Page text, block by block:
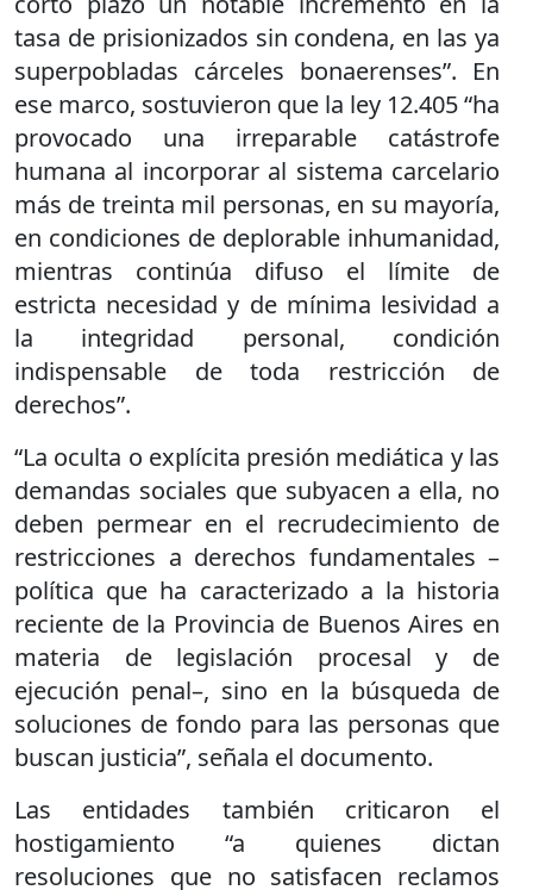
tasa de prisionizados sin condena, en las ya
superpobladas cárceles bonaerenses”. En
ese marco, sostuvieron que la ley 12.405 “ha
provocado una irreparable catástrofe
humana al incorporar al sistema carcelario
más de treinta mil personas, en su mayoría,
en condiciones de deplorable inhumanidad,
mientras continúa difuso el límite de
estricta necesidad y de mínima lesividad a
la integridad personal, condición
indispensable de toda restricción de
derechos”.
“La oculta o explícita presión mediática y las
demandas sociales que subyacen a ella, no
deben permear en el recrudecimiento de
restricciones a derechos fundamentales –
política que ha caracterizado a la historia
reciente de la Provincia de Buenos Aires en
materia de legislación procesal y de
ejecución penal–, sino en la búsqueda de
soluciones de fondo para las personas que
buscan justicia”, señala el documento.
Las entidades también criticaron el
hostigamiento “a quienes dictan
resoluciones que no satisfacen reclamos